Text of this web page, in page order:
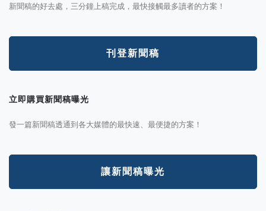
新聞稿的好去處，三分鐘上稿完成，最快接觸最多讀者的方案！
刊登新聞稿
立即購買新聞稿曝光
發一篇新聞稿透通到各大媒體的最快速、最便捷的方案！
讓新聞稿曝光